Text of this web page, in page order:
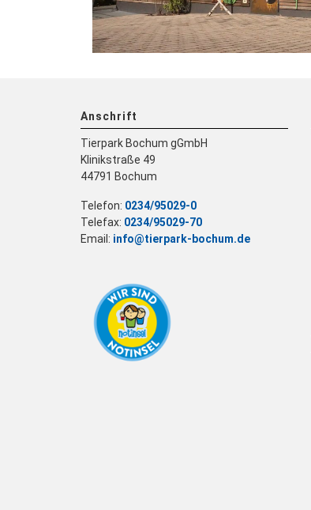
Anschrift
Tierpark Bochum gGmbH
Klinikstraße 49
44791 Bochum
Telefon: 0234/95029-0
Telefax: 0234/95029-70
Email: info@tierpark-bochum.de